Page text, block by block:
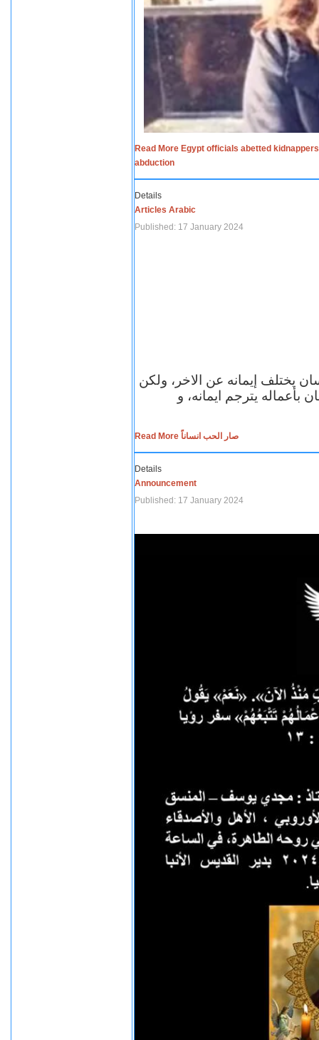
Read More Egypt officials abetted
abduction
Details
Articles Arabic
Published: 17 January 2024
يختلف إيمانه عن الاخر، ولكن
بأعماله يترجم ايمانه، و
Read More صار الحب انساناً
Details
Announcement
Published: 17 January 2024